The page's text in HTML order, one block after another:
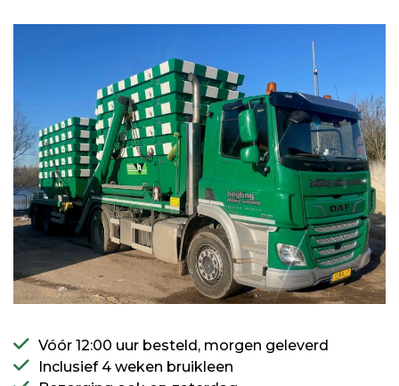
Vóór 12:00 uur besteld, morgen geleverd
Inclusief 4 weken bruikleen